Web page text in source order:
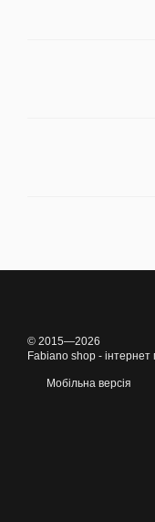
© 2015—2026
Fabiano shop - інтернет
Мобільна версія